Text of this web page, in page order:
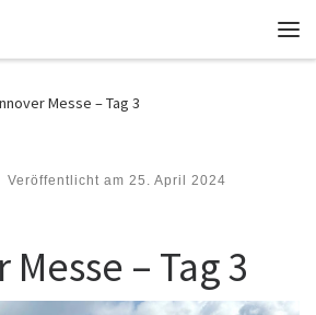
Messe – Tag 3
Veröffentlicht am 25. April 2024
– Tag 3